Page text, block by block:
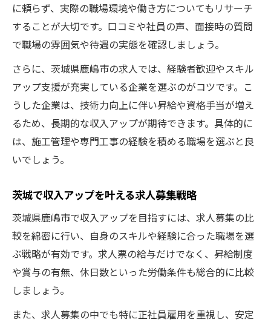
に頼らず、実際の職場環境や働き方についてもリサーチ
することが大切です。口コミや社員の声、面接時の質問
で職場の雰囲気や待遇の実態を確認しましょう。
さらに、茨城県鹿嶋市の求人では、経験者歓迎やスキル
アップ支援が充実している企業を選ぶのがコツです。こ
うした企業は、技術力向上に伴い昇給や資格手当が増え
るため、長期的な収入アップが期待できます。具体的に
は、施工管理や専門工事の経験を積める職場を選ぶと良
いでしょう。
茨城で収入アップを叶える求人募集戦略
茨城県鹿嶋市で収入アップを目指すには、求人募集の比
較を綿密に行い、自身のスキルや経験に合った職場を選
ぶ戦略が有効です。求人票の給与だけでなく、昇給制度
や賞与の有無、休日数といった労働条件も総合的に比較
しましょう。
また、求人募集の中でも特に正社員雇用を重視し、安定